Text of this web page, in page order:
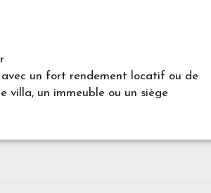
un fort rendement locatif ou de
villa, un immeuble ou un siège